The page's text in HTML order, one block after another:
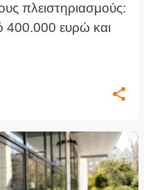
πλειστηριασμούς:
400.000 ευρώ και